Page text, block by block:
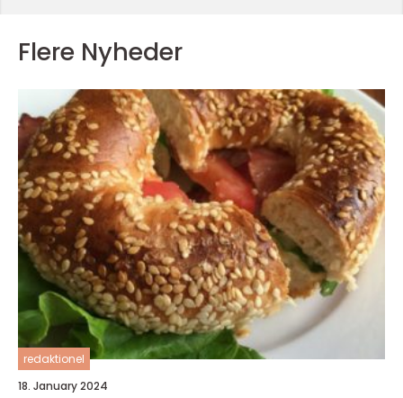
Flere Nyheder
redaktionel
18. January 2024